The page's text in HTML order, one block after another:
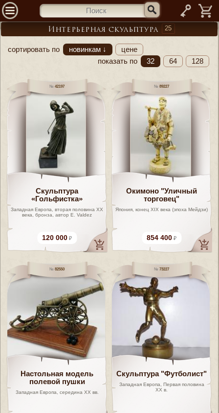
—
Интерьерная скульптура 25
сортировать по новинкам ↓
цене
показать по
32 64 128
42197
Скульптура
«Гольфистка»
Западная Европа, вторая половина XX
века, бронза, автор E. Valdez
120 000
89227
Окимоно "Уличный
торговец"
Япония, конец XIX века (эпоха Мейдзи)
854 400
82550
Настольная модель
полевой пушки
Западная Европа, середина XX вв.
73227
Скульптура "Футболист"
Западная Европа, Первая половина
ХХ в.